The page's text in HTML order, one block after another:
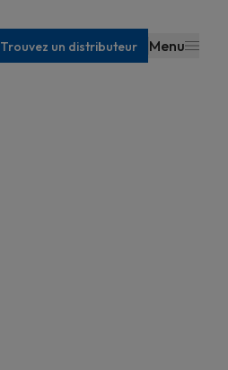
Trouvez un distributeur Menu